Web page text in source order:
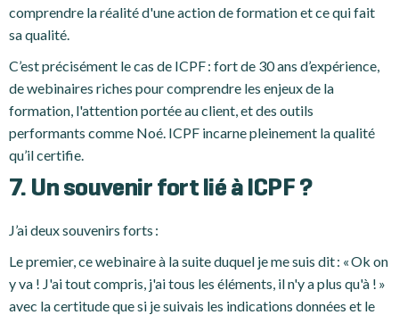
comprendre la réalité d'une action de formation et ce qui fait
sa qualité.
C’est précisément le cas de ICPF : fort de 30 ans d’expérience,
de webinaires riches pour comprendre les enjeux de la
formation, l'attention portée au client, et des outils
performants comme Noé. ICPF incarne pleinement la qualité
qu’il certifie.
7. Un souvenir fort lié à ICPF ?
J’ai deux souvenirs forts :
Le premier, ce webinaire à la suite duquel je me suis dit : « Ok on
y va ! J'ai tout compris, j'ai tous les éléments, il n'y a plus qu'à ! »
avec la certitude que si je suivais les indications données et le